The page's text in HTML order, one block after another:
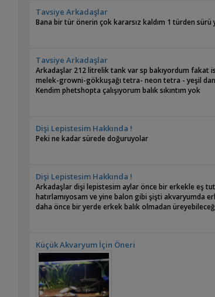
Tavsiye Arkadaşlar
Bana bir tür önerin çok kararsız kaldım 1 türden sürü
Tavsiye Arkadaşlar
Arkadaşlar 212 litrelik tank var sp bakıyordum fakat
melek-growni-gökkuşağı tetra- neon tetra - yeşil
Kendim phetshopta çalışıyorum balık sıkıntım yok
Dişi Lepistesim Hakkında !
Peki ne kadar sürede doğuruyolar
Dişi Lepistesim Hakkında !
Arkadaşlar dişi lepistesim aylar önce bir erkekle eş
hatırlamıyosam ve yine balon gibi şişti akvaryumda
daha önce bir yerde erkek balık olmadan
Küçük Akvaryum İçin Öneri